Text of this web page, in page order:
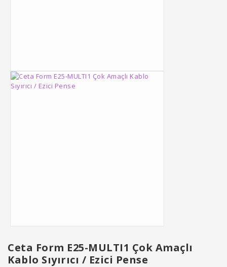
Ceta Form E25-MULTI1 Çok Amaçlı
Kablo Sıyırıcı / Ezici Pense